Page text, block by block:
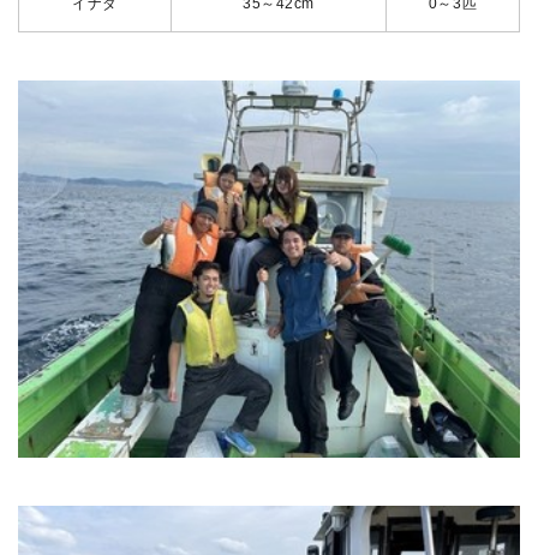
イナダ 35～42cm 0～3匹